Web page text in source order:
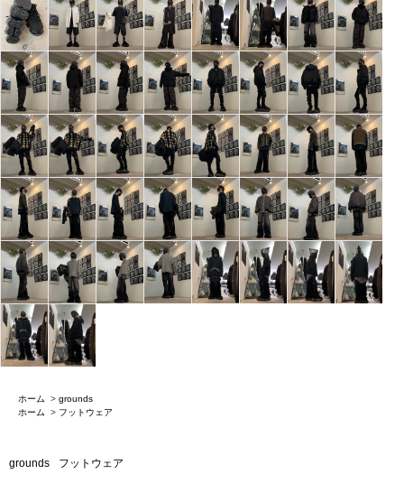
ホーム > grounds
ホーム
> フットウェア
grounds フットウェア